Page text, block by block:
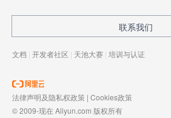
联系我们
文档 | 开发者社区 | 天池大赛 | 培训与认证
法律声明及隐私权政策 | Cookies政策
© 2009-现在 Aliyun.com 版权所有